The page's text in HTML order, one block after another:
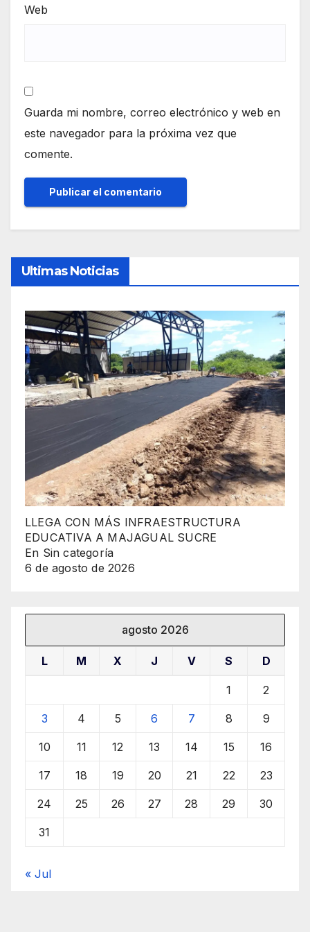
Web
Guarda mi nombre, correo electrónico y web en
este navegador para la próxima vez que
comente.
Ultimas Noticias
LLEGA CON MÁS INFRAESTRUCTURA
EDUCATIVA A MAJAGUAL SUCRE
En Sin categoría
6 de agosto de 2026
agosto 2026
L M X J V S D
1 2
3 4 5 6 7 8 9
10 11 12 13 14 15 16
17 18 19 20 21 22 23
24 25 26 27 28 29 30
31
« Jul